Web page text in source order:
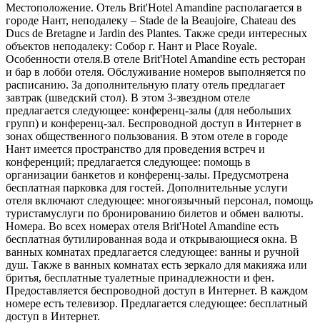
Местоположение. Отель Brit'Hotel Amandine располагается в
городе Нант, неподалеку – Stade de la Beaujoire, Chateau des
Ducs de Bretagne и Jardin des Plantes. Также среди интересных
объектов неподалеку: Собор г. Нант и Place Royale.
Особенности отеля.В отеле Brit'Hotel Amandine есть ресторан
и бар в лобби отеля. Обслуживание номеров выполняется по
расписанию. За дополнительную плату отель предлагает
завтрак (шведский стол). В этом 3-звездном отеле
предлагается следующее: конференц-залы (для небольших
групп) и конференц-зал. Беспроводной доступ в Интернет в
зонах общественного пользования. В этом отеле в городе
Нант имеется пространство для проведения встреч и
конференций; предлагается следующее: помощь в
организации банкетов и конференц-залы. Предусмотрена
бесплатная парковка для гостей. Дополнительные услуги
отеля включают следующее: многоязычный персонал, помощь
туристамуслуги по бронированию билетов и обмен валюты.
Номера. Во всех номерах отеля Brit'Hotel Amandine есть
бесплатная бутилированная вода и открывающиеся окна. В
ванных комнатах предлагается следующее: ванны и ручной
душ. Также в ванных комнатах есть зеркало для макияжа или
бритья, бесплатные туалетные принадлежности и фен.
Предоставляется беспроводной доступ в Интернет. В каждом
номере есть телевизор. Предлагается следующее: бесплатный
доступ в Интернет.